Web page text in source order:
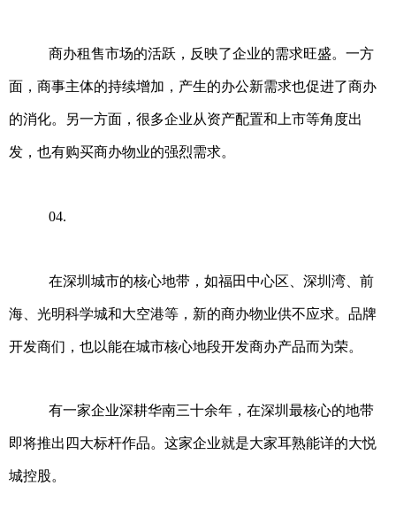
商办租售市场的活跃，反映了企业的需求旺盛。一方
面，商事主体的持续增加，产生的办公新需求也促进了商办
的消化。另一方面，很多企业从资产配置和上市等角度出
发，也有购买商办物业的强烈需求。
04.
在深圳城市的核心地带，如福田中心区、深圳湾、前
海、光明科学城和大空港等，新的商办物业供不应求。品牌
开发商们，也以能在城市核心地段开发商办产品而为荣。
有一家企业深耕华南三十余年，在深圳最核心的地带
即将推出四大标杆作品。这家企业就是大家耳熟能详的大悦
城控股。